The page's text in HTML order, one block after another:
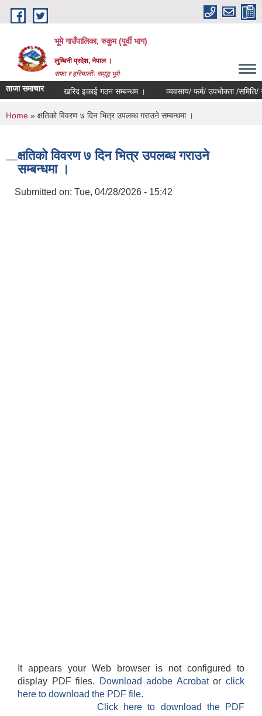
Skip to main content
भूमे गाउँपालिका, रुकुम (पूर्वी भाग)
लुम्बिनी प्रदेश, नेपाल ।
सफा र हरियालीः समृद्ध भूमे
ताजा समाचार खरिद इकाई गठन सम्बन्धम । व्यवसाय/ फर्म/ उपभोक्ता /समिति/
You are here
Home » क्षतिको विवरण ७ दिन भित्र उपलब्ध गराउने सम्बन्धमा ।
क्षतिको विवरण ७ दिन भित्र उपलब्ध गराउने
सम्बन्धमा ।
Submitted on: Tue, 04/28/2026 - 15:42
It appears your Web browser is not configured to
display PDF files.
Download adobe Acrobatorclick
here to download the PDF file.
Click here to download the PDF